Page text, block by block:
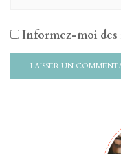
Informez-moi des